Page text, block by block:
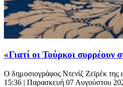
«Γιατί οι Τούρκοι συρρέουν
Ο δημοσιογράφος Ντενίζ Ζεϊρέκ της
15:36 | Παρασκευή 07 Αυγούστου